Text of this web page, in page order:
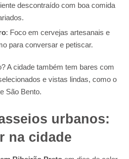
descontraído com boa comida
: Foco em cervejas artesanais e
para conversar e petiscar.
A cidade também tem bares com
e vistas lindas, como o
São Bento.
urbanos:
na cidade